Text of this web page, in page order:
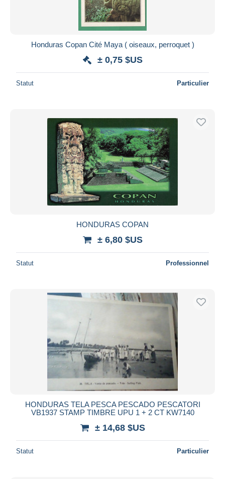
Honduras Copan Cité Maya ( oiseaux, perroquet )
± 0,75 $US
Statut Particulier
HONDURAS COPAN
± 6,80 $US
Statut Professionnel
HONDURAS TELA PESCA PESCADO PESCATORI
VB1937 STAMP TIMBRE UPU 1 + 2 CT KW7140
± 14,68 $US
Statut Particulier